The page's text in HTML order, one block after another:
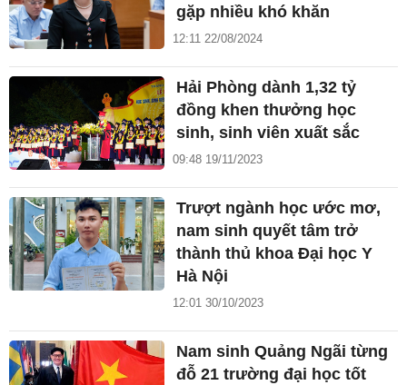
gặp nhiều khó khăn
12:11 22/08/2024
Hải Phòng dành 1,32 tỷ
đồng khen thưởng học
sinh, sinh viên xuất sắc
09:48 19/11/2023
Trượt ngành học ước mơ,
nam sinh quyết tâm trở
thành thủ khoa Đại học Y
Hà Nội
12:01 30/10/2023
Nam sinh Quảng Ngãi từng
đỗ 21 trường đại học tốt